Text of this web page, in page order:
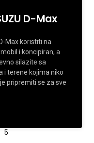
D-Max
Max koristiti na
i koncipiran, a
silazite sa
i terene kojima niko
pripremiti se za sve
5